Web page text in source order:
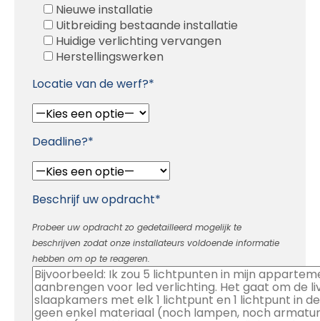
Nieuwe installatie
Uitbreiding bestaande installatie
Huidige verlichting vervangen
Herstellingswerken
Locatie van de werf?*
Deadline?*
Beschrijf uw opdracht*
Probeer uw opdracht zo gedetailleerd mogelijk te
beschrijven zodat onze installateurs voldoende informatie
hebben om op te reageren.